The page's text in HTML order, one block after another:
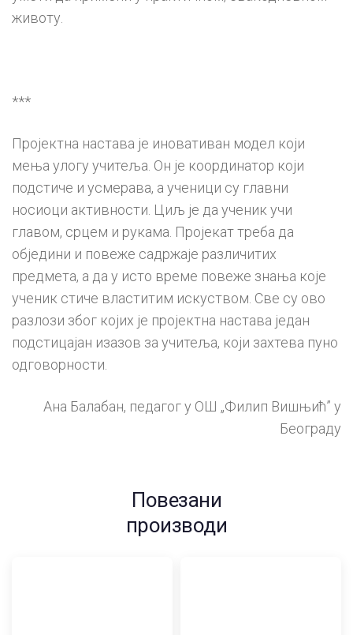
животу.
***
Пројектна настава је иновативан модел који
мења улогу учитеља. Он је координатор који
подстиче и усмерава, а ученици су главни
носиоци активности. Циљ је да ученик учи
главом, срцем и рукама. Пројекат треба да
обједини и повеже садржаје различитих
предмета, а да у исто време повеже знања које
ученик стиче властитим искуством. Све су ово
разлози због којих је пројектна настава један
подстицајан изазов за учитеља, који захтева пуно
одговорности.
Ана Балабан, педагог у ОШ „Филип Вишњић” у
Београду
Повезани
производи